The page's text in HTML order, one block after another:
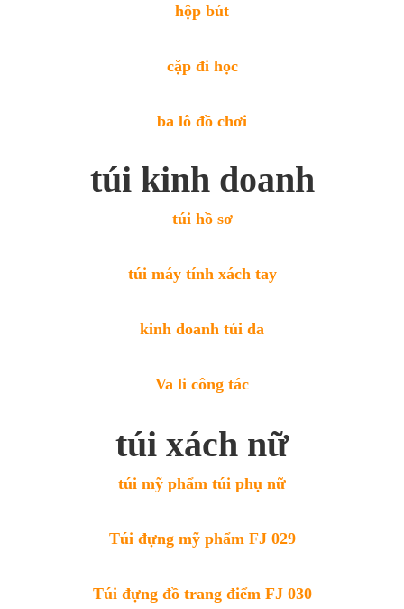
hộp bút
cặp đi học
ba lô đồ chơi
túi kinh doanh
túi hồ sơ
túi máy tính xách tay
kinh doanh túi da
Va li công tác
túi xách nữ
túi mỹ phẩm túi phụ nữ
Túi đựng mỹ phẩm FJ 029
Túi đựng đồ trang điểm FJ 030